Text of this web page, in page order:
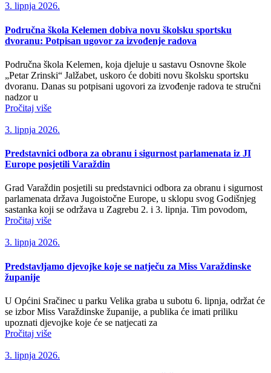
3. lipnja 2026.
Područna škola Kelemen dobiva novu školsku sportsku
dvoranu: Potpisan ugovor za izvođenje radova
Područna škola Kelemen, koja djeluje u sastavu Osnovne škole
„Petar Zrinski“ Jalžabet, uskoro će dobiti novu školsku sportsku
dvoranu. Danas su potpisani ugovori za izvođenje radova te stručni
nadzor u
Pročitaj više
3. lipnja 2026.
Predstavnici odbora za obranu i sigurnost parlamenata iz JI
Europe posjetili Varaždin
Grad Varaždin posjetili su predstavnici odbora za obranu i sigurnost
parlamenata država Jugoistočne Europe, u sklopu svog Godišnjeg
sastanka koji se održava u Zagrebu 2. i 3. lipnja. Tim povodom,
Pročitaj više
3. lipnja 2026.
Predstavljamo djevojke koje se natječu za Miss Varaždinske
županije
U Općini Sračinec u parku Velika graba u subotu 6. lipnja, održat će
se izbor Miss Varaždinske županije, a publika će imati priliku
upoznati djevojke koje će se natjecati za
Pročitaj više
3. lipnja 2026.